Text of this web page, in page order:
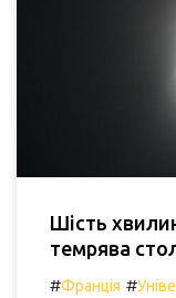
Шість
темрява
#Франція #